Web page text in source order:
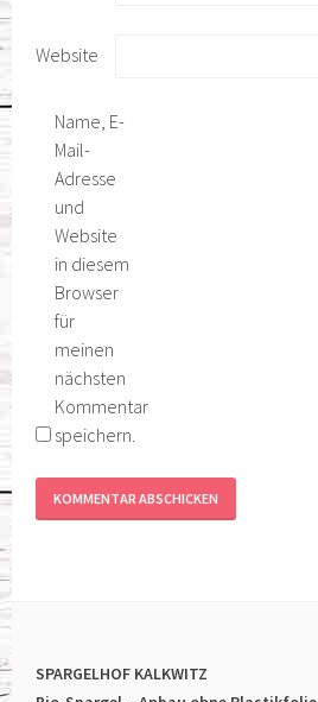
Website
Name, E-
Mail-
Adresse
und
Website
in diesem
Browser
für
meinen
nächsten
Kommentar
speichern.
SPARGELHOF KALKWITZ